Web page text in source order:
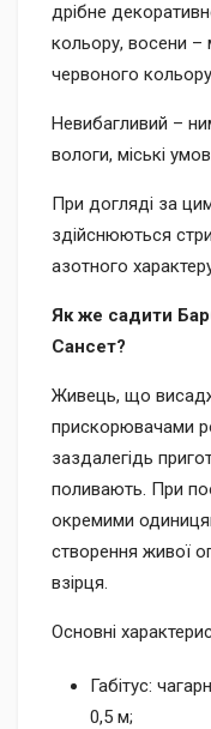
дрібне
кольору, восени –
червоного
Невибагливий –
вологи, міські
При догляді за
здійснюються
азотного
Як же садити
Сансет?
Живець, що
прискорювачами
заздалегідь
поливають. При
окремими
створення живої
взірця.
Основні
Габітус:
0,5 м;